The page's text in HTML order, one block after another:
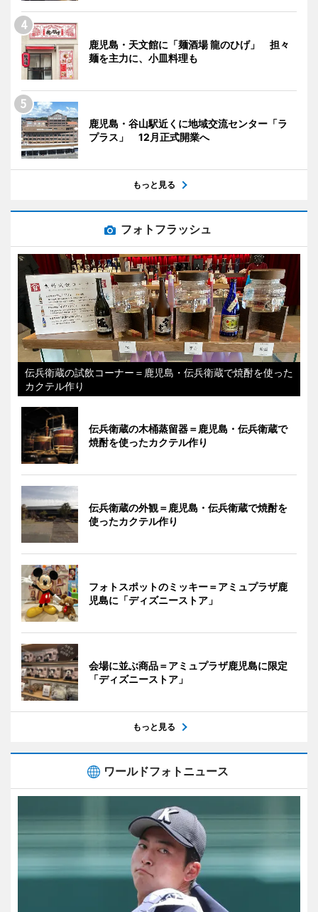
鹿児島・天文館に「麺酒場 龍のひげ」 担々
麺を主力に、小皿料理も
鹿児島・谷山駅近くに地域交流センター「ラ
プラス」 12月正式開業へ
もっと見る
フォトフラッシュ
伝兵衛蔵の試飲コーナー＝鹿児島・伝兵衛蔵で焼酎を使った
カクテル作り
伝兵衛蔵の木桶蒸留器＝鹿児島・伝兵衛蔵で
焼酎を使ったカクテル作り
伝兵衛蔵の外観＝鹿児島・伝兵衛蔵で焼酎を
使ったカクテル作り
フォトスポットのミッキー＝アミュプラザ鹿
児島に「ディズニーストア」
会場に並ぶ商品＝アミュプラザ鹿児島に限定
「ディズニーストア」
もっと見る
ワールドフォトニュース